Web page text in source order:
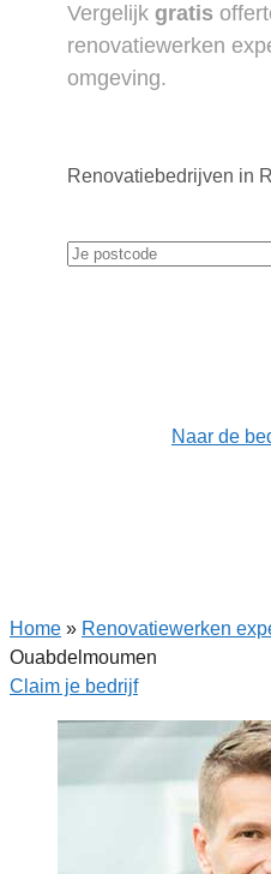
Vergelijk gratis
renovatiewerken
omgeving.
Renovatiebedrijven in
Naar de
Home » Renovatiewerken
Ouabdelmoumen
Claim je bedrijf